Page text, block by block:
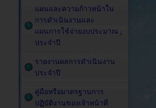
แผนและความก้าวหน้าใน
การดำเนินงานและ
แผนการใช้จ่ายงบประมาณ
ประจำปี
รายงานผลการดำเนินงาน
ประจำปี
คู่มือหรือมาตรฐานการ
ปฏิบัติงานของเจ้าหน้าที่